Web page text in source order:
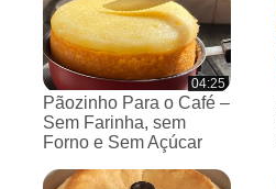
04:25
Pãozinho Para o Café –
Sem Farinha, sem
Forno e Sem Açúcar